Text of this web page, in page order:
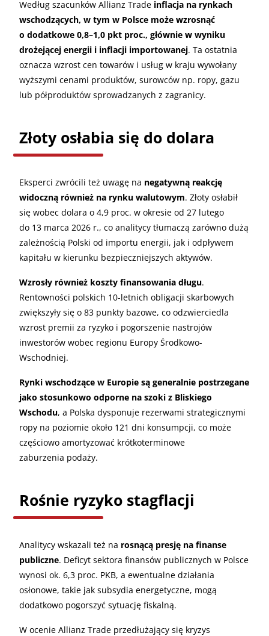
Według szacunków Allianz Trade inflacja na rynkach
wschodzących, w tym w Polsce może wzrosnąć
o dodatkowe 0,8–1,0 pkt proc., głównie w wyniku
drożejącej energii i inflacji importowanej. Ta ostatnia
oznacza wzrost cen towarów i usług w kraju wywołany
wyższymi cenami produktów, surowców np. ropy, gazu
lub półproduktów sprowadzanych z zagranicy.
Złoty osłabia się do dolara
Eksperci zwrócili też uwagę na negatywną reakcję
widoczną również na rynku walutowym. Złoty osłabił
się wobec dolara o 4,9 proc. w okresie od 27 lutego
do 13 marca 2026 r., co analitycy tłumaczą zarówno dużą
zależnością Polski od importu energii, jak i odpływem
kapitału w kierunku bezpieczniejszych aktywów.
Wzrosły również koszty finansowania długu.
Rentowności polskich 10-letnich obligacji skarbowych
zwiększyły się o 83 punkty bazowe, co odzwierciedla
wzrost premii za ryzyko i pogorszenie nastrojów
inwestorów wobec regionu Europy Środkowo-
Wschodniej.
Rynki wschodzące w Europie są generalnie postrzegane
jako stosunkowo odporne na szoki z Bliskiego
Wschodu, a Polska dysponuje rezerwami strategicznymi
ropy na poziomie około 121 dni konsumpcji, co może
częściowo amortyzować krótkoterminowe
zaburzenia podaży.
Rośnie ryzyko stagflacji
Analitycy wskazali też na rosnącą presję na finanse
publiczne. Deficyt sektora finansów publicznych w Polsce
wynosi ok. 6,3 proc. PKB, a ewentualne działania
osłonowe, takie jak subsydia energetyczne, mogą
dodatkowo pogorszyć sytuację fiskalną.
W ocenie Allianz Trade przedłużający się kryzys